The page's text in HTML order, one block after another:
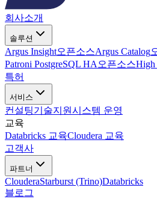
회사소개
솔루션
Argus Insight오픈소스Argus Catalog
Patroni PostgreSQL HA 오픈소스High
특허
서비스
컨설팅기술지원시스템 운영
교육
Databricks 교육Cloudera 교육
고객사
파트너
ClouderaStarburst (Trino)Databricks
블로그